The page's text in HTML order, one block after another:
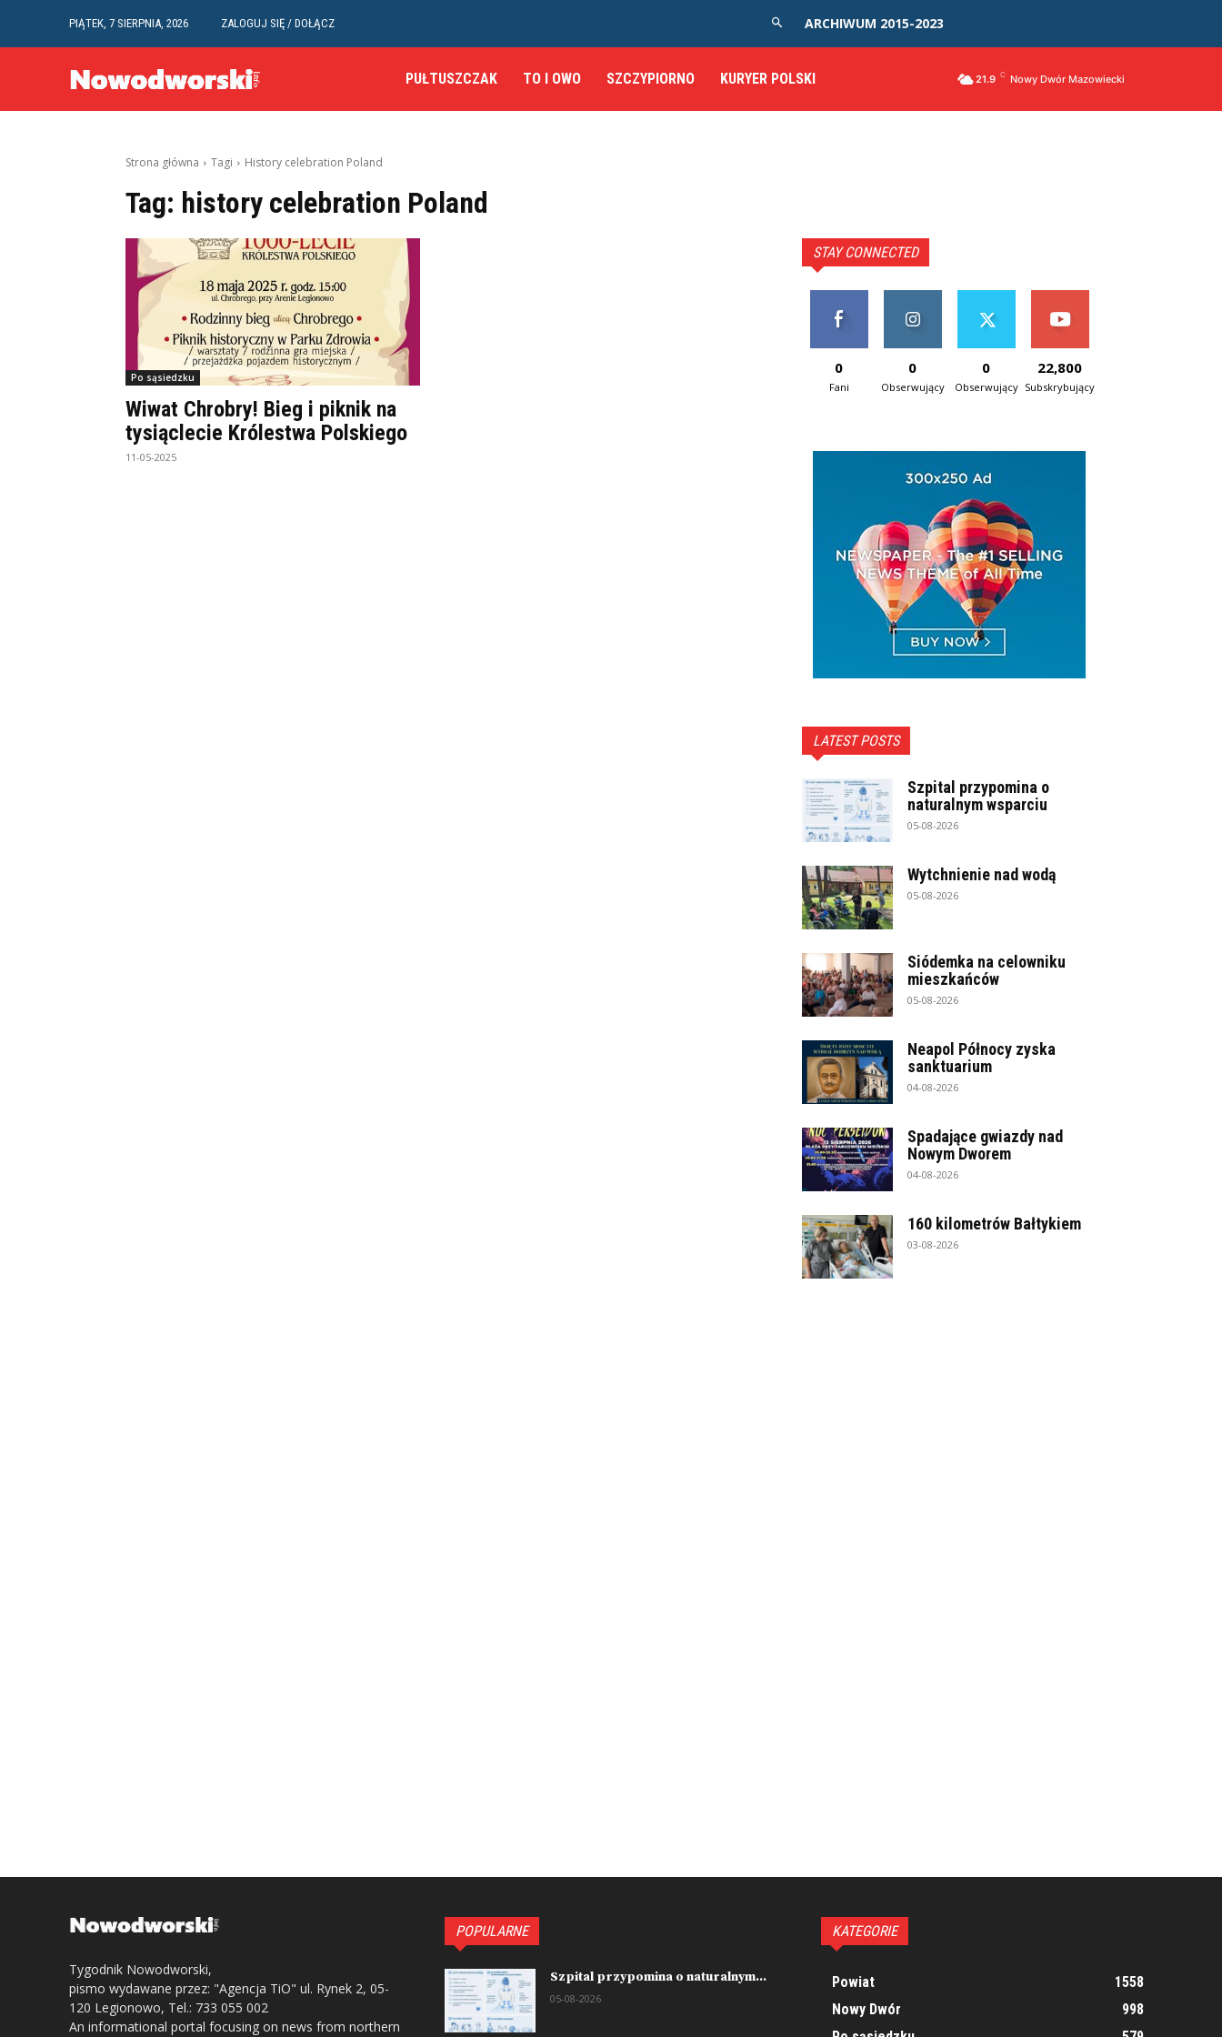
PIĄTEK, 7 SIERPNIA, 2026 ZALOGUJ SIĘ / DOŁĄCZ ARCHIWUM 2015-2023
PUŁTUSZCZAK TO I OWO SZCZYPIORNO KURYER POLSKI 21.9 C Nowy Dwór Mazowiecki
Strona główna Tagi History celebration Poland
Tag: history celebration Poland
Po sąsiedzku
Wiwat Chrobry! Bieg i piknik na
tysiąclecie Królestwa Polskiego
11-05-2025
STAY CONNECTED
0
Fani
0
Obserwujący
0
Obserwujący
22,800
Subskrybujący
LATEST POSTS
Szpital przypomina o
naturalnym wsparciu
05-08-2026
Wytchnienie nad wodą
05-08-2026
Siódemka na celowniku
mieszkańców
05-08-2026
Neapol Północy zyska
sanktuarium
04-08-2026
Spadające gwiazdy nad
Nowym Dworem
04-08-2026
160 kilometrów Bałtykiem
03-08-2026
Tygodnik Nowodworski,
pismo wydawane przez: "Agencja TiO" ul. Rynek 2, 05-
120 Legionowo, Tel.: 733 055 002
An informational portal focusing on news from northern
POPULARNE
Szpital przypomina o naturalnym...
05-08-2026
KATEGORIE
Powiat
1558
Nowy Dwór
998